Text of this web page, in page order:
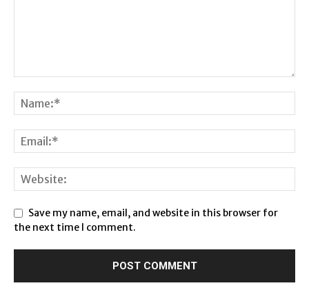
Save my name, email, and website in this browser for
the next time I comment.